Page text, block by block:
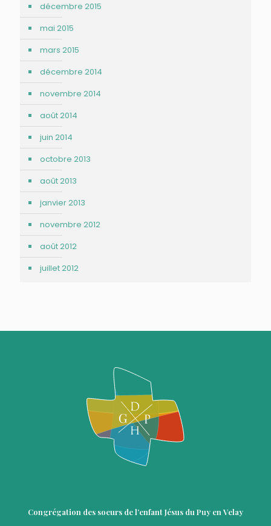
décembre 2015
mai 2015
mars 2015
décembre 2014
novembre 2014
août 2014
juin 2014
octobre 2013
août 2013
janvier 2013
novembre 2012
août 2012
juillet 2012
Congrégation des soeurs de l’enfant Jésus du Puy en Velay